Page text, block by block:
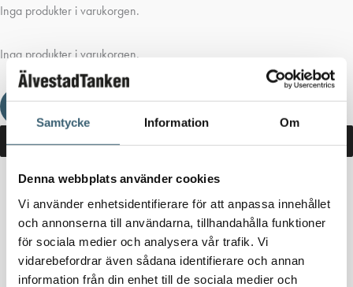
Samtycke Information Om
Denna webbplats använder cookies
Vi använder enhetsidentifierare för att anpassa innehållet
och annonserna till användarna, tillhandahålla funktioner
för sociala medier och analysera vår trafik. Vi
vidarebefordrar även sådana identifierare och annan
information från din enhet till de sociala medier och
Inga produkter i varukorgen.
Inga produkter i varukorgen.
Fortsätt handla
panther dieselpump
Inga produkter hittades som motsvarar ditt val.